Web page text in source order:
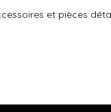
et pièces